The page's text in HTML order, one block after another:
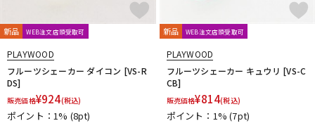
新品 WEB注文店頭受取可
PLAYWOOD
フルーツシェーカー ダイコン [VS-R
DS]
販売価格¥924(税込)
ポイント：1% (8pt)
新品 WEB注文店頭受取可
PLAYWOOD
フルーツシェーカー キュウリ [VS-C
CB]
販売価格¥814(税込)
ポイント：1%(7pt)